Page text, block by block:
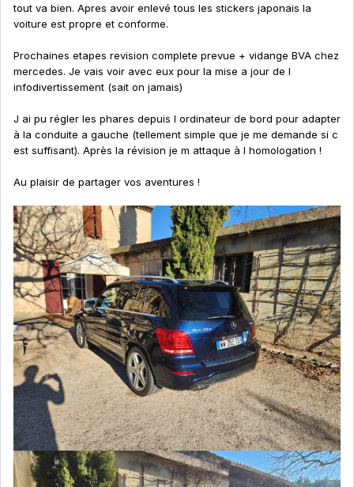
tout va bien. Apres avoir enlevé tous les stickers japonais la
voiture est propre et conforme.
Prochaines etapes revision complete prevue + vidange BVA chez
mercedes. Je vais voir avec eux pour la mise a jour de l
infodivertissement (sait on jamais)
J ai pu régler les phares depuis l ordinateur de bord pour adapter
à la conduite a gauche (tellement simple que je me demande si c
est suffisant). Après la révision je m attaque à l homologation !
Au plaisir de partager vos aventures !